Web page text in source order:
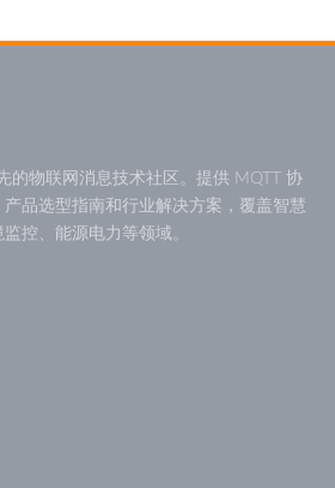
的物联网消息技术社区。提供 MQTT 协
品选型指南和行业解决方案，覆盖智慧
控、能源电力等领域。